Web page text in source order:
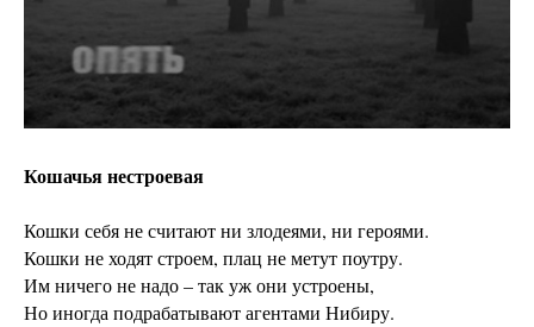
Кошачья нестроевая
Кошки себя не считают ни злодеями, ни героями.
Кошки не ходят строем, плац не метут поутру.
Им ничего не надо – так уж они устроены,
Но иногда подрабатывают агентами Нибиру.